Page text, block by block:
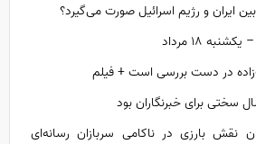
ایران و رژیم اسرائیل صورت می‌گیرد؟
۱۸ مرداد
در دست بررسی است + فیلم
برای خبرنگاران بود
نقش بارزی در ناکامی سربازان رسانه‌ای